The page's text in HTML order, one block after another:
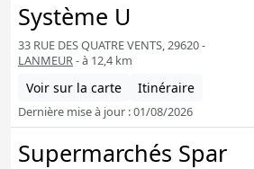
Système U
33 RUE DES QUATRE VENTS, 29620 -
LANMEUR- à 12,4 km
Voir sur la carte Itinéraire
Dernière mise à jour : 01/08/2026
Supermarchés Spar